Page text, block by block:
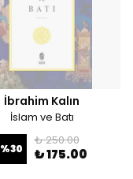
İbrahim Kalın
İslam ve Batı
%30
₺ 250.00
₺ 175.00